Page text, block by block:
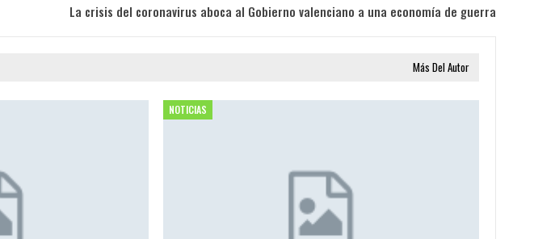
La crisis del coronavirus aboca al Gobierno valenciano a una economía de guerra
Más Del Autor
NOTICIAS